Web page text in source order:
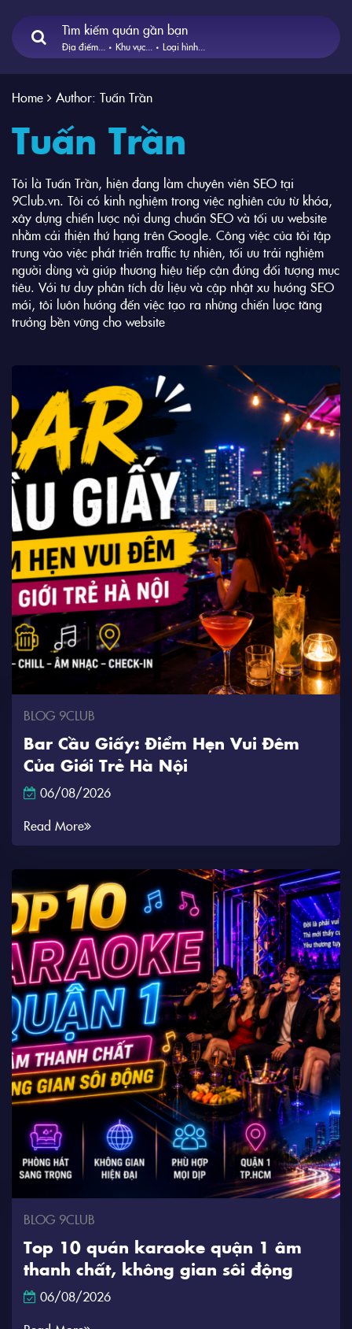
Tìm kiếm quán gần bạn
Địa điểm... Khu vực... Loại hình...
Home Author: Tuấn Trần
Tuấn Trần
Tôi là Tuấn Trần, hiện đang làm chuyên viên SEO tại
9Club.vn. Tôi có kinh nghiệm trong việc nghiên cứu từ khóa,
xây dựng chiến lược nội dung chuẩn SEO và tối ưu website
nhằm cải thiện thứ hạng trên Google. Công việc của tôi tập
trung vào việc phát triển traffic tự nhiên, tối ưu trải nghiệm
người dùng và giúp thương hiệu tiếp cận đúng đối tượng mục
tiêu. Với tư duy phân tích dữ liệu và cập nhật xu hướng SEO
mới, tôi luôn hướng đến việc tạo ra những chiến lược tăng
trưởng bền vững cho website
BLOG 9CLUB
Bar Cầu Giấy: Điểm Hẹn Vui Đêm
Của Giới Trẻ Hà Nội
06/08/2026
Read More
BLOG 9CLUB
Top 10 quán karaoke quận 1 âm
thanh chất, không gian sôi động
06/08/2026